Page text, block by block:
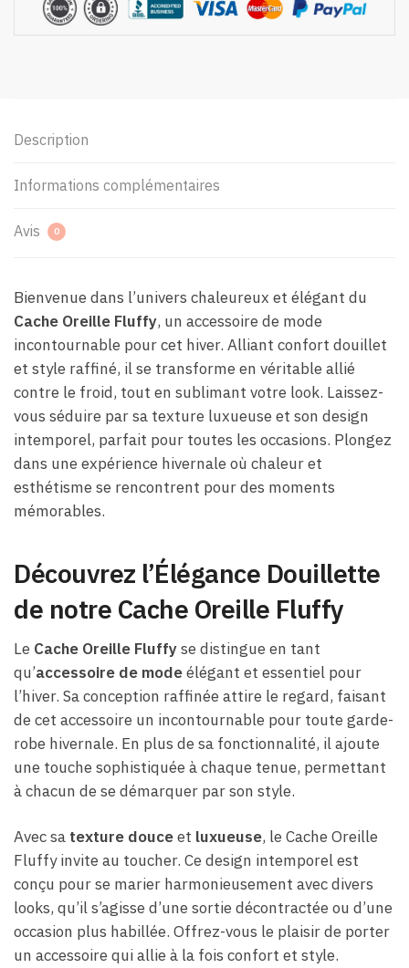
Description
Informations complémentaires
Avis 0
Bienvenue dans l’univers chaleureux et élégant du
Cache Oreille Fluffy, un accessoire de mode
incontournable pour cet hiver. Alliant confort douillet
et style raffiné, il se transforme en véritable allié
contre le froid, tout en sublimant votre look. Laissez-
vous séduire par sa texture luxueuse et son design
intemporel, parfait pour toutes les occasions. Plongez
dans une expérience hivernale où chaleur et
esthétisme se rencontrent pour des moments
mémorables.
Découvrez l’Élégance Douillette
de notre Cache Oreille Fluffy
Le Cache Oreille Fluffyse distingue en tant
qu’accessoire de modeélégant et essentiel pour
l’hiver. Sa conception raffinée attire le regard, faisant
de cet accessoire un incontournable pour toute garde-
robe hivernale. En plus de sa fonctionnalité, il ajoute
une touche sophistiquée à chaque tenue, permettant
à chacun de se démarquer par son style.
Avec sa texture douceet luxueuse, le Cache Oreille
Fluffy invite au toucher. Ce design intemporel est
conçu pour se marier harmonieusement avec divers
looks, qu’il s’agisse d’une sortie décontractée ou d’une
occasion plus habillée. Offrez-vous le plaisir de porter
un accessoire qui allie à la fois confort et style.